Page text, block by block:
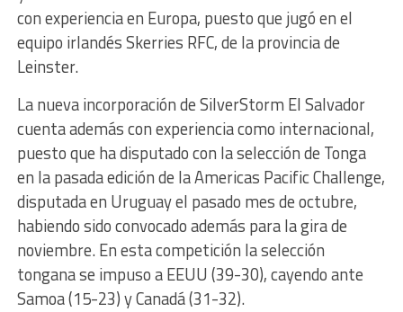
con experiencia en Europa, puesto que jugó en el
equipo irlandés Skerries RFC, de la provincia de
Leinster.
La nueva incorporación de SilverStorm El Salvador
cuenta además con experiencia como internacional,
puesto que ha disputado con la selección de Tonga
en la pasada edición de la Americas Pacific Challenge,
disputada en Uruguay el pasado mes de octubre,
habiendo sido convocado además para la gira de
noviembre. En esta competición la selección
tongana se impuso a EEUU (39-30), cayendo ante
Samoa (15-23) y Canadá (31-32).